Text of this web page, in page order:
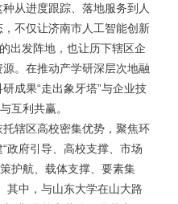
从进度跟踪、落地服务到人
不仅让济南市人工智能创新
出发阵地，也让历下辖区企
。在推动产学研深层次地融
成果“走出象牙塔”与企业技
互利共赢。
辖区高校密集优势，聚焦环
政府引导、高校支撑、市场
护航、载体支撑、要素集
其中，与山东大学在山大路